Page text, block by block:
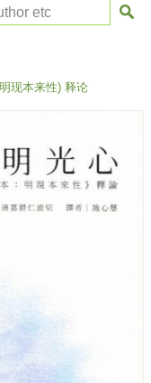
etc
现本来性) 释论